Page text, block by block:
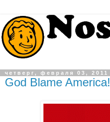
четверг, февраля 03, 2011
God Blame America!